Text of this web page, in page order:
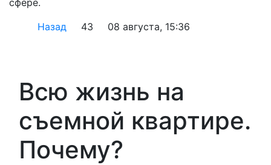
сфере.
Назад
43 08 августа, 15:36
Всю жизнь на
съемной квартире.
Почему?